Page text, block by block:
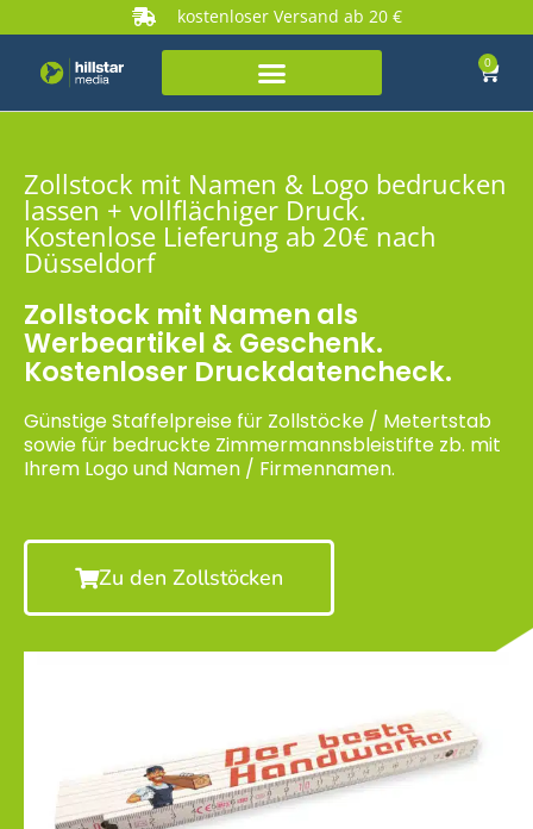
kostenloser Versand ab 20 €
0
Zollstock mit Namen & Logo bedrucken
lassen + vollflächiger Druck.
Kostenlose Lieferung ab 20€ nach
Düsseldorf
Zollstock mit Namen als
Werbeartikel & Geschenk.
Kostenloser Druckdatencheck.
Günstige Staffelpreise für Zollstöcke / Metertstab
sowie für bedruckte Zimmermannsbleistifte zb. mit
Ihrem Logo und Namen / Firmennamen.
Zu den Zollstöcken